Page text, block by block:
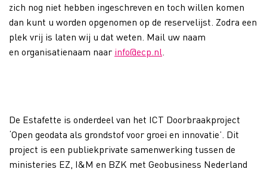
zich nog niet hebben ingeschreven en toch willen komen
dan kunt u worden opgenomen op de reservelijst. Zodra een
plek vrij is laten wij u dat weten. Mail uw naam
en organisatienaam naar info@ecp.nl
De Estafette is onderdeel van het ICT Doorbraakproject
‘Open geodata als grondstof voor groei en innovatie’. Dit
project is een publiekprivate samenwerking tussen de
ministeries EZ, I&M en BZK met Geobusiness Nederland